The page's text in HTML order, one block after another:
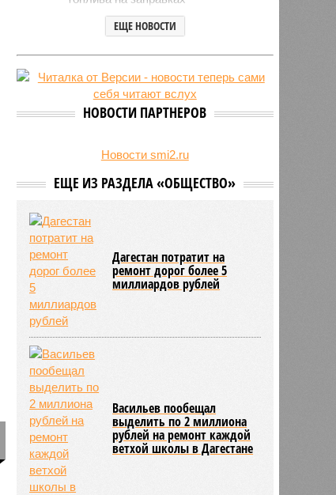
Продажи подержанных авто в
СКФО сократились в 2026 году
28/07
Авиалесоохрана предупредила о
на Северном Кавказе в августе
Кисловодский пляж стал первым
на Ставрополье обладателем
Республики СКФО замкнули
обороту розничной торговли
ЕЩЕ НОВОСТИ
НОВОСТИ ПАРТНЕРОВ
Новости smi2.ru
ЕЩЕ ИЗ РАЗДЕЛА «ОБЩЕСТВО»
Дагестан потратит на
ремонт дорог более 5
миллиардов рублей
Васильев пообещал
выделить по 2 миллиона
рублей на ремонт каждой
ветхой школы в Дагестане